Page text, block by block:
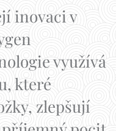
inovaci v
využívá
které
zlepšují